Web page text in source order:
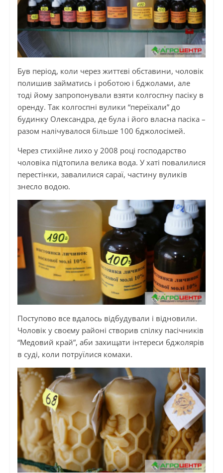
Був період, коли через життєві обставини, чоловік
полишив займатись і роботою і бджолами, але
тоді йому запропонували взяти колгоспну пасіку в
оренду. Так колгоспні вулики “переїхали” до
будинку Олександра, де була і його власна пасіка –
разом налічувалося більше 100 бджолосімей.
Через стихійне лихо у 2008 році господарство
чоловіка підтопила велика вода. У хаті повалилися
перестінки, завалилися сараї, частину вуликів
знесло водою.
Поступово все вдалось відбудували і відновили.
Чоловік у своєму районі створив спілку пасічників
“Медовий край”, аби захищати інтереси бджолярів
в суді, коли потруїлися комахи.